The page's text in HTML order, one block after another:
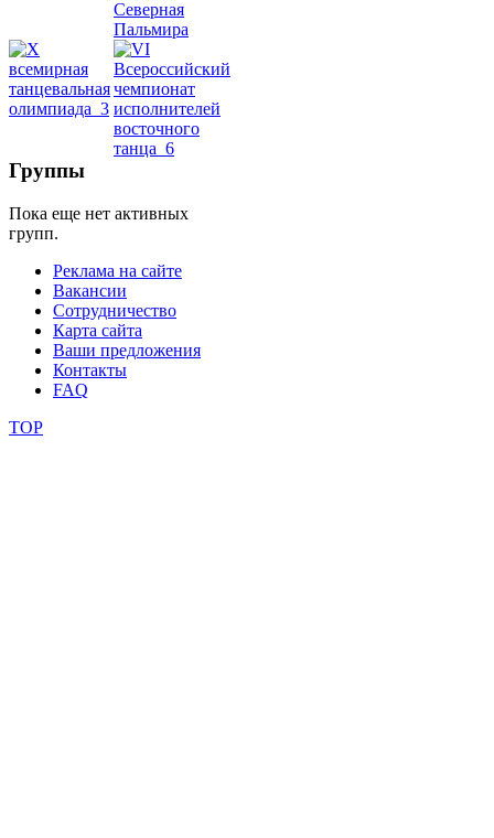
фестивали
Группы
Пока еще нет активных
групп.
Реклама на сайте
Вакансии
Сотрудничество
Карта сайта
Ваши предложения
Контакты
FAQ
TOP